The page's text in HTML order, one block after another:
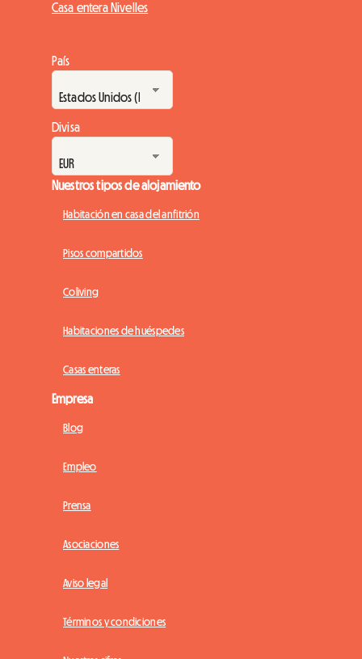
Casa entera Nivelles
País
Divisa
Nuestros tipos de alojamiento
Habitación en casa del anfitrión
Pisos compartidos
Coliving
Habitaciones de huéspedes
Casas enteras
Empresa
Blog
Empleo
Prensa
Asociaciones
Aviso legal
Términos y condiciones